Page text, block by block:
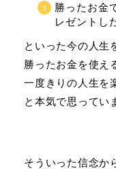
勝ったお金
レゼントし
といった今の人生
勝ったお金を使え
一度きりの人生を
と本気で思ってい
そういった信念か